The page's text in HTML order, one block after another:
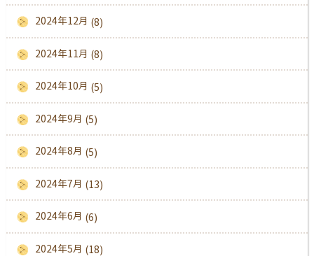
2024年12月 (8)
2024年11月 (8)
2024年10月 (5)
2024年9月 (5)
2024年8月 (5)
2024年7月 (13)
2024年6月 (6)
2024年5月 (18)